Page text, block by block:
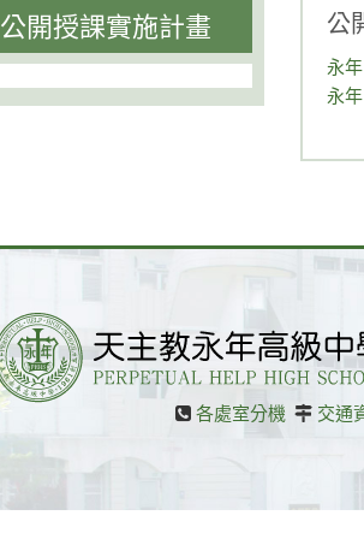
公開授課實施計畫 公
永
永
各處室分機 交通